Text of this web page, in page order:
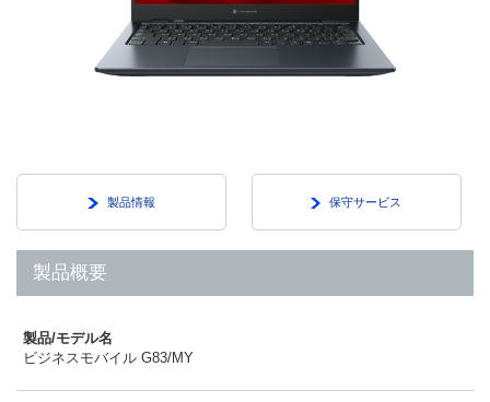
製品情報 保守サービス
製品概要
製品/モデル名
ビジネスモバイル G83/MY